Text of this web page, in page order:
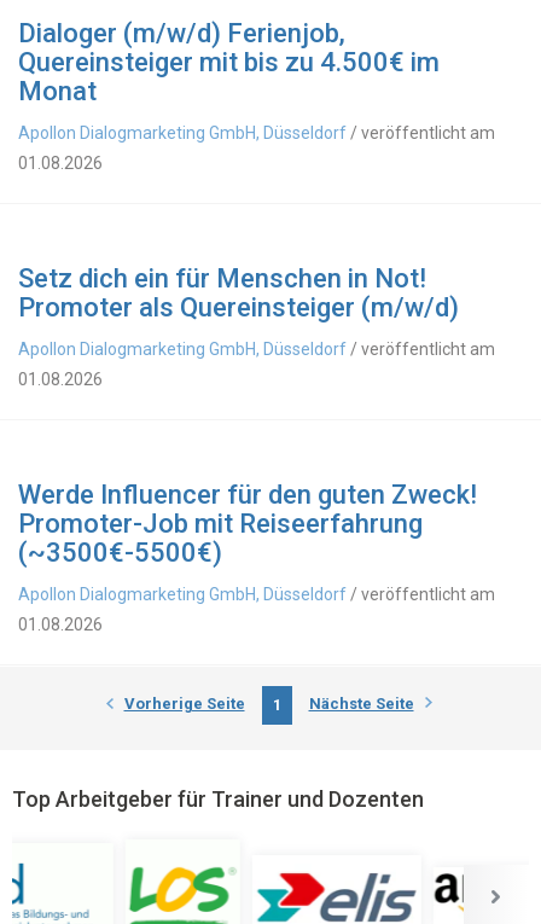
Dialoger (m/w/d) Ferienjob,
Quereinsteiger mit bis zu 4.500€ im
Monat
Apollon Dialogmarketing GmbH, Düsseldorf / veröffentlicht am
01.08.2026
Setz dich ein für Menschen in Not!
Promoter als Quereinsteiger (m/w/d)
Apollon Dialogmarketing GmbH, Düsseldorf / veröffentlicht am
01.08.2026
Werde Influencer für den guten Zweck!
Promoter-Job mit Reiseerfahrung
(~3500€-5500€)
Apollon Dialogmarketing GmbH, Düsseldorf / veröffentlicht am
01.08.2026
Vorherige Seite 1 Nächste Seite
Top Arbeitgeber für Trainer und Dozenten